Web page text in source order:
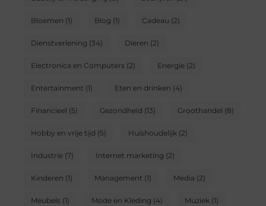
Bloemen (1) Blog (1) Cadeau (2)
Dienstverlening (34) Dieren (2)
Electronica en Computers(2) Energie(2)
Entertainment (1) Eten en drinken (4)
Financieel (5) Gezondheid (13) Groothandel (8)
Hobby en vrije tijd (5) Huishoudelijk(2)
Industrie(7) Internet marketing (2)
Kinderen (1) Management (1) Media (2)
Meubels(1) Mode en Kleding (4) Muziek(1)